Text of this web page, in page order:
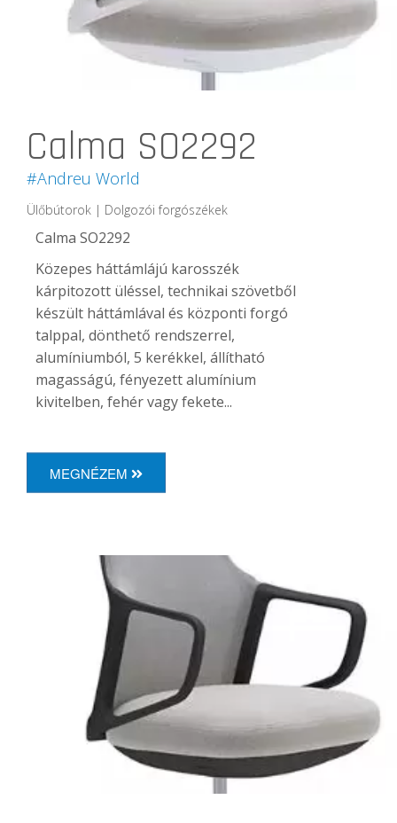
Calma SO2292
#Andreu World
Ülőbútorok | Dolgozói forgószékek
Calma SO2292
Közepes háttámlájú karosszék
kárpitozott üléssel, technikai szövetből
készült háttámlával és központi forgó
talppal, dönthető rendszerrel,
alumíniumból, 5 kerékkel, állítható
magasságú, fényezett alumínium
kivitelben, fehér vagy fekete...
MEGNÉZEM